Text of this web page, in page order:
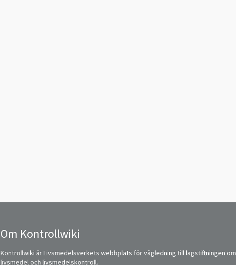
Om Kontrollwiki
Kontrollwiki är Livsmedelsverkets webbplats för vägledning till lagstiftningen om
livsmedel och livsmedelskontroll.